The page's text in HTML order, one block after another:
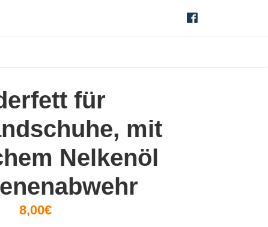
für
mit
Nelkenöl
8,00€